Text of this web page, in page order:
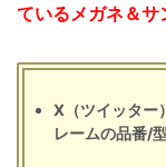
ているメガネ＆サ
X（ツイッター
レームの品番/